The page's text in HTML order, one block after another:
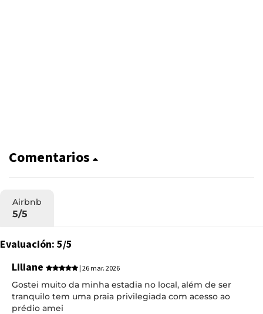
Comentarios
Airbnb
5/5
Evaluación: 5/5
Liliane
| 26 mar. 2026
Gostei muito da minha estadia no local, além de ser
tranquilo tem uma praia privilegiada com acesso ao
prédio amei